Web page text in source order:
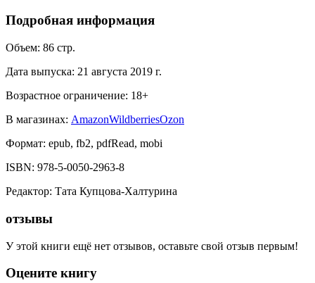
Подробная информация
Объем: 86 стр.
Дата выпуска: 21 августа 2019 г.
Возрастное ограничение: 18+
В магазинах: AmazonWildberriesOzon
Формат: epub, fb2, pdfRead, mobi
ISBN: 978-5-0050-2963-8
Редактор: Тата Купцова-Халтурина
отзывы
У этой книги ещё нет отзывов, оставьте свой отзыв первым!
Оцените книгу